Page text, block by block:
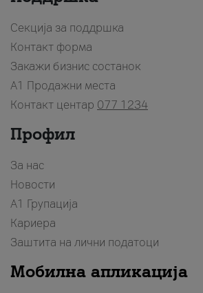
Секција за поддршка
Контакт форма
Закажи бизнис состанок
A1 Продажни места
Контакт центар 077 1234
Профил
За нас
Новости
А1 Групација
Кариера
Заштита на лични податоци
Мобилна апликација